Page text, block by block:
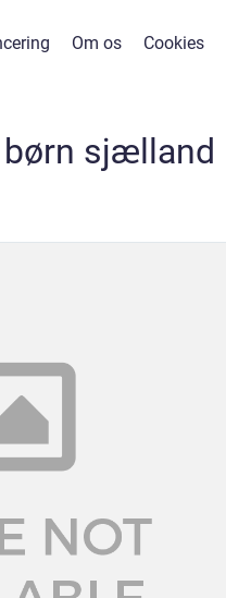
Om os Cookies
sjælland